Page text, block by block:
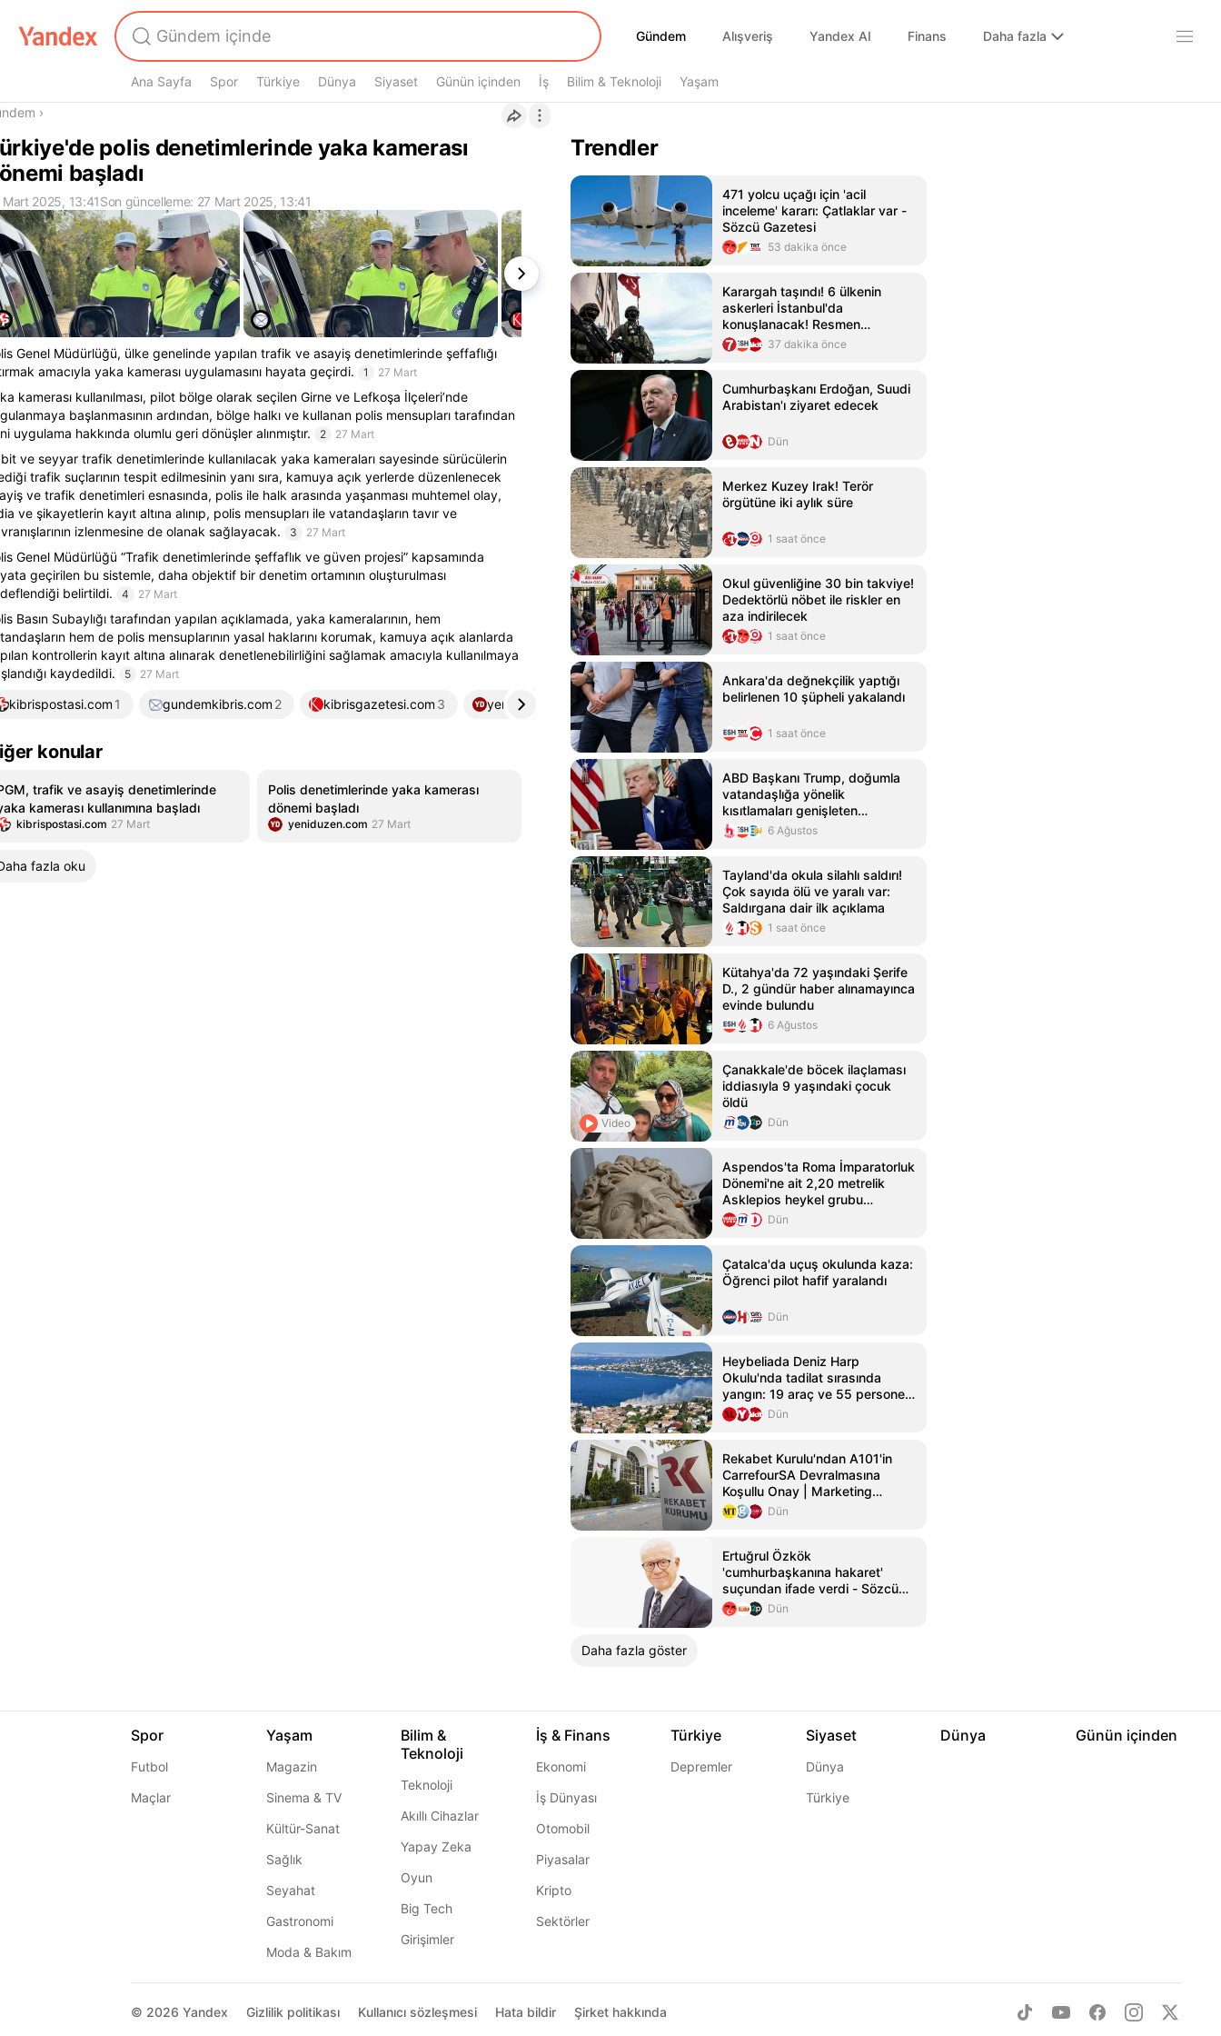
Gündem
Gündem Alışveriş Yandex AI Finans Daha fazla
Ana Sayfa Spor Türkiye Dünya Siyaset Günün içinden İş Bilim & Teknoloji Yaşam
›
polis denetimlerinde yaka kamerası
başladı
Mart 2025, 13:41Son güncelleme: 27 Mart 2025, 13:41
Genel Müdürlüğü, ülke genelinde yapılan trafik ve asayiş denetimlerinde şeffaflığı
amacıyla yaka kamerası uygulamasını hayata geçirdi.
1 27 Mart
kamerası kullanılması, pilot bölge olarak seçilen Girne ve Lefkoşa İlçeleri’nde
başlanmasının ardından, bölge halkı ve kullanan polis mensupları tarafından
uygulama hakkında olumlu geri dönüşler alınmıştır.
2 27 Mart
ve seyyar trafik denetimlerinde kullanılacak yaka kameraları sayesinde sürücülerin
trafik suçlarının tespit edilmesinin yanı sıra, kamuya açık yerlerde düzenlenecek
ve trafik denetimleri esnasında, polis ile halk arasında yaşanması muhtemel olay,
ve şikayetlerin kayıt altına alınıp, polis mensupları ile vatandaşların tavır ve
izlenmesine de olanak sağlayacak.
3 27 Mart
Genel Müdürlüğü “Trafik denetimlerinde şeffaflık ve güven projesi” kapsamında
geçirilen bu sistemle, daha objektif bir denetim ortamının oluşturulması
belirtildi.
4 27 Mart
Basın Subaylığı tarafından yapılan açıklamada, yaka kameralarının, hem
hem de polis mensuplarının yasal haklarını korumak, kamuya açık alanlarda
kontrollerin kayıt altına alınarak denetlenebilirliğini sağlamak amacıyla kullanılmaya
kaydedildi.
5 27 Mart
kibrispostasi.com 1 gundemkibris.com 2 kibrisgazetesi.com 3 yeniduzen.com 4 haberkibris.com5
konular
trafik ve asayiş denetimlerinde
kamerası kullanımına başladı
kibrispostasi.com 27 Mart
Polis denetimlerinde yaka kamerası
dönemi başladı
yeniduzen.com 27 Mart
fazla oku
Trendler
471 yolcu uçağı için 'acil
inceleme' kararı: Çatlaklar var -
Sözcü Gazetesi
53 dakika önce
Karargah taşındı! 6 ülkenin
askerleri İstanbul'da
konuşlanacak! Resmen
duyurdular37 dakika önce
Cumhurbaşkanı Erdoğan, Suudi
Arabistan'ı ziyaret edecek
Dün
Merkez Kuzey Irak! Terör
örgütüne iki aylık süre
1 saat önce
Okul güvenliğine 30 bin takviye!
Dedektörlü nöbet ile riskler en
aza indirilecek
1 saat önce
Ankara'da değnekçilik yaptığı
belirlenen 10 şüpheli yakalandı
1 saat önce
ABD Başkanı Trump, doğumla
vatandaşlığa yönelik
kısıtlamaları genişleten
kararnameler imzaladı
6 Ağustos
Tayland'da okula silahlı saldırı!
Çok sayıda ölü ve yaralı var:
Saldırgana dair ilk açıklama
1 saat önce
Kütahya'da 72 yaşındaki Şerife
D., 2 gündür haber alınamayınca
evinde bulundu
6 Ağustos
Video
Çanakkale'de böcek ilaçlaması
iddiasıyla 9 yaşındaki çocuk
öldü
Dün
Aspendos'ta Roma İmparatorluk
Dönemi'ne ait 2,20 metrelik
Asklepios heykel grubu
bulunduDün
Çatalca'da uçuş okulunda kaza:
Öğrenci pilot hafif yaralandı
Dün
Heybeliada Deniz Harp
Okulu'nda tadilat sırasında
yangın: 19 araç ve 55 personel
müdahale etti
Dün
Rekabet Kurulu'ndan A101'in
CarrefourSA Devralmasına
Koşullu Onay | Marketing
Türkiye Dün
Ertuğrul Özkök
'cumhurbaşkanına hakaret'
suçundan ifade verdi - Sözcü
GazetesiDün
Daha fazla göster
Spor
Futbol
Maçlar
Yaşam
Magazin
Sinema & TV
Kültür-Sanat
Sağlık
Seyahat
Gastronomi
Moda & Bakım
Bilim &
Teknoloji
Teknoloji
Akıllı Cihazlar
Yapay Zeka
Oyun
Big Tech
Girişimler
İş & Finans
Ekonomi
İş Dünyası
Otomobil
Piyasalar
Kripto
Sektörler
Türkiye
Depremler
Siyaset
Dünya
Türkiye
Dünya Günün içinden
© 2026 Yandex Gizlilik politikası Kullanıcı sözleşmesi Hata bildir Şirket hakkında